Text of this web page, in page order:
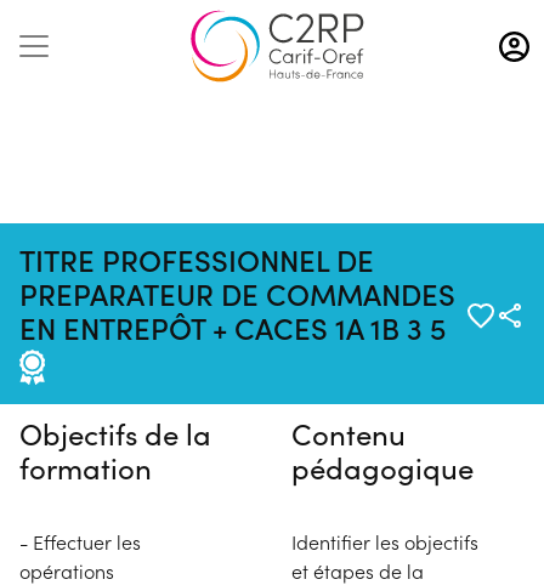
Aller
au
contenu
TITRE PROFESSIONNEL DE
PREPARATEUR DE COMMANDES
EN ENTREPÔT + CACES 1A 1B 3 5
Pas de session programmée en
Objectifs de la
formation
- Effectuer les
opérations
Contenu
pédagogique
Identifier les objectifs
et étapes de la